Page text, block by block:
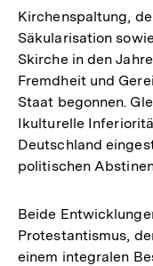
Kirchenspaltung,
Säkularisation
Skirche in den
Fremdheit und
Staat begonnen.
Ikulturelle
Deutschland
politischen
Beide
Protestantismus,
einem integralen